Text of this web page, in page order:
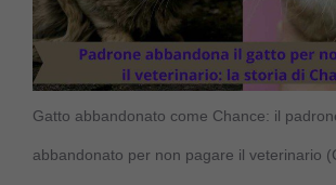
Gatto abbandonato come Chance: il
abbandonato per non pagare il veterinario